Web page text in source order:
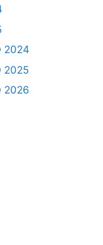
2024
2025
2026